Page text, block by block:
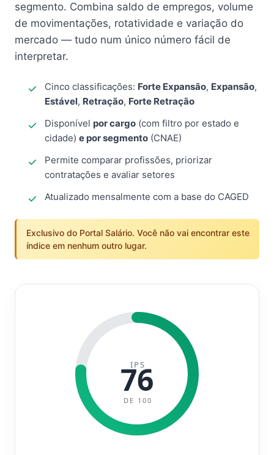
segmento. Combina saldo de empregos, volume
de movimentações, rotatividade e variação do
mercado — tudo num único número fácil de
interpretar.
Cinco classificações: Forte Expansão, Expansão,
Estável, Retração, Forte Retração
Disponível por cargo (com filtro por estado e
cidade) e por segmento (CNAE)
Permite comparar profissões, priorizar
contratações e avaliar setores
Atualizado mensalmente com a base do CAGED
Exclusivo do Portal Salário. Você não vai encontrar este
índice em nenhum outro lugar.
IPS
76
DE 100